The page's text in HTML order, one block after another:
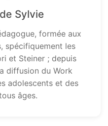
Sylvie
formée aux
spécifiquement les
et Steiner ; depuis
diffusion du Work
adolescents et des
âges.